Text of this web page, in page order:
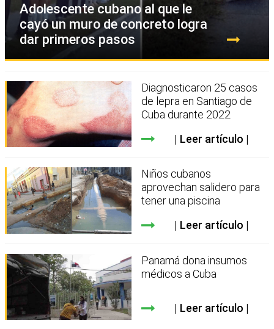
Adolescente cubano al que le
cayó un muro de concreto logra
dar primeros pasos
Diagnosticaron 25 casos
de lepra en Santiago de
Cuba durante 2022
Leer artículo
Niños cubanos
aprovechan salidero para
tener una piscina
Leer artículo
Panamá dona insumos
médicos a Cuba
Leer artículo